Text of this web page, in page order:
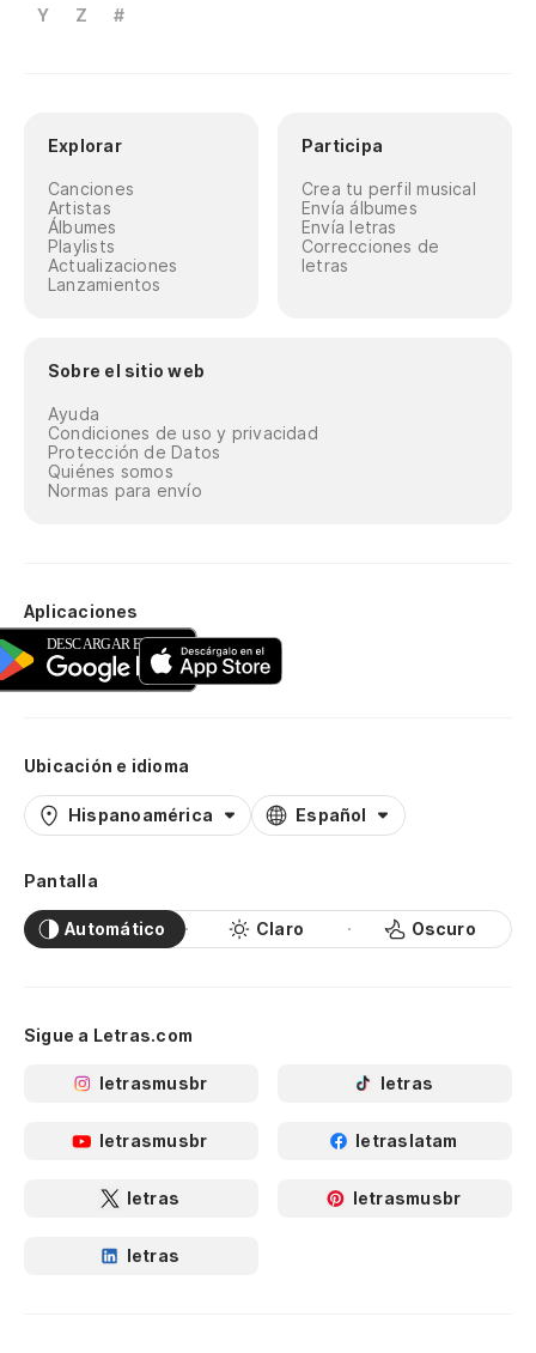
Y
Z #
Explorar
Canciones
Artistas
Álbumes
Playlists
Actualizaciones
Lanzamientos
Participa
Crea tu perfil musical
Envía álbumes
Envía letras
Correcciones de
letras
Sobre el sitio web
Ayuda
Condiciones de uso y privacidad
Protección de Datos
Quiénes somos
Normas para envío
Aplicaciones
Ubicación e idioma
Hispanoamérica Español
Pantalla
Automático Claro Oscuro
Sigue a Letras.com
letrasmusbr letras
letrasmusbr letraslatam
letras letrasmusbr
letras